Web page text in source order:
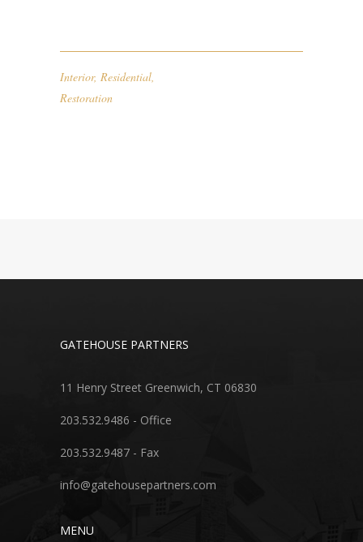
Interior, Residential,
Restoration
GATEHOUSE PARTNERS
11 Henry Street Greenwich, CT 06830
203.532.9486 - Office
203.532.9487 - Fax
info@gatehousepartners.com
MENU